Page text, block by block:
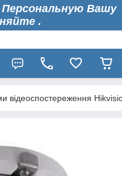
Вашу
.
відеоспостереження